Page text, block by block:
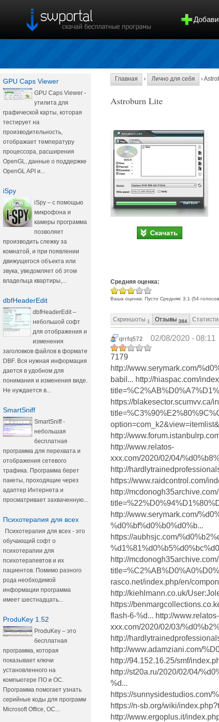
GPU Caps Viewer
GPU Caps Viewer -
утилита для
графической карты, которая
тестирует на
производительность,
отображает температуру
процессора, расширения
OpenGL, данные о поддержке
OpenGL API и...
iSpy
iSpy – с помощью
микрофона и
камеры программа
позволяет
производить слежку за
комнатой, и при появлении
движущегося объекта или
звука, уведомляет об этом
владельца квартиры,...
dbfHeaderEdit
dbfHeaderEdit –
небольшой софт
для отображения и
изменения
заголовков файлов в формате
DBF. Вся нужная информация
дается в удобном для
понимания и изменения виде.
Не нуждается в...
SmartSniff
SmartSniff -
небольшая
бесплатная
программа для перехвата и
отображения сетевого
трафика. Программа берет
пакеты, проходящие через
адаптер Интернета и
просматривает захваченную...
Психотерапия для всех
Психотерапия для всех - это
обучающий софт о
психотерапии для
психотерапевтов и их
пациентов. Помимо разного
рода необходимой
информации программа
имеет шестнадцать...
ProduKey 1.52
ProduKey – это
бесплатная
программа, которая
показывает ключи
установленного на
компьютере ПО и ОС.
Программа помогает узнать
серийные коды для программ
Microsoft Office, ОС...
Главная › Лично для себя ›
Astroburn Lite
Скачать
Средняя оценка:
Ваша оценка: Пусто Средняя: 3.1 (54
Скриншоты 1 Отзывы 384
qrrfq572 02/08/2020 - 08:11
7179
http://www.serymark.com/
babil... http://hiaspac.com/
https://blakesector.scumvv.ca/
http://
http://www.relatos-
xxx.com/2020/02/04/
http://
https://www.raidcontrol.com/
http://
http://www.serymark.com/
%d0%bf%d0%b0%d0%b...
https://aubhsjc.com/
http://
rasco.net/index.php/en/
http://kiehlmann.co.uk/
https://
flash-6-%d... http://www.relatos-
xxx.com/2020/02/03/
http://
http://www.adamziani.com/
http://94.152.16.25/smf/
http://st20a.ru/2020/02/04/
%d...
https://sunnysidestudios.com/
https://n-sb.org/wiki/
http://www.ergoplus.it/